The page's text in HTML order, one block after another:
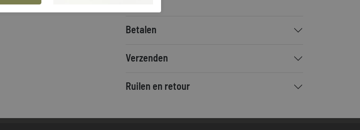
Betalen
Verzenden
Ruilen en retour